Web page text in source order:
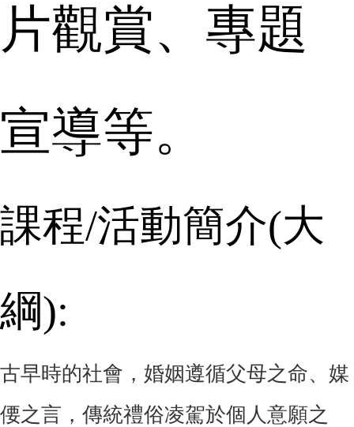
片觀賞、專題
宣導等。
課程/活動簡介(大
綱):
古早時的社會，婚姻遵循父母之命、媒
偠之言，傳統禮俗凌駕於個人意願之